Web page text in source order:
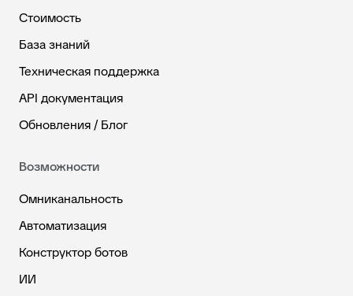
Стоимость
База знаний
Техническая поддержка
API документация
Обновления / Блог
Возможности
Омниканальность
Автоматизация
Конструктор ботов
ИИ